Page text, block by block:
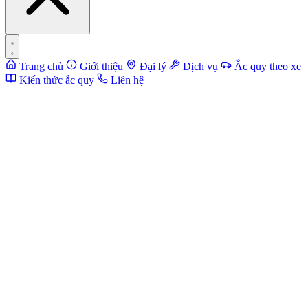
Trang chủ Giới thiệu Đại lý Dịch vụ
Ắc quy theo xe
Kiến thức ắc quy
Liên hệ